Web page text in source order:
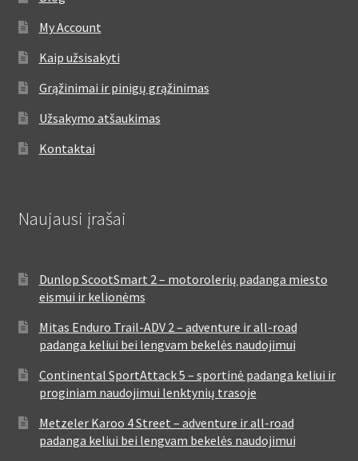
My Account
Kaip užsisakyti
Grąžinimai ir pinigų grąžinimas
Užsakymo atšaukimas
Kontaktai
Naujausi įrašai
Dunlop ScootSmart 2 – motorolerių padanga miesto
eismui ir kelionėms
Mitas Enduro Trail-ADV 2 – adventure ir all-road
padanga keliui bei lengvam bekelės naudojimui
Continental SportAttack 5 – sportinė padanga keliui ir
proginiam naudojimui lenktynių trasoje
Metzeler Karoo 4 Street – adventure ir all-road
padanga keliui bei lengvam bekelės naudojimui